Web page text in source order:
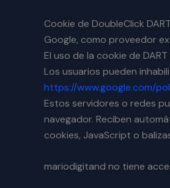
Cookie de DoubleClick DART
Google, como proveedor
El uso de la cookie de
Los usuarios pueden
https://www.google.com/
Estos servidores o redes
navegador. Reciben
cookies, JavaScript o
mariodigitand no tiene